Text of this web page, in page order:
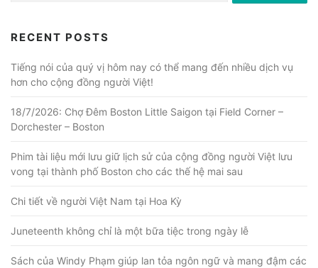
RECENT POSTS
Tiếng nói của quý vị hôm nay có thể mang đến nhiều dịch vụ
hơn cho cộng đồng người Việt!
18/7/2026: Chợ Đêm Boston Little Saigon tại Field Corner –
Dorchester – Boston
Phim tài liệu mới lưu giữ lịch sử của cộng đồng người Việt lưu
vong tại thành phố Boston cho các thế hệ mai sau
Chi tiết về người Việt Nam tại Hoa Kỳ
Juneteenth không chỉ là một bữa tiệc trong ngày lễ
Sách của Windy Phạm giúp lan tỏa ngôn ngữ và mang đậm các